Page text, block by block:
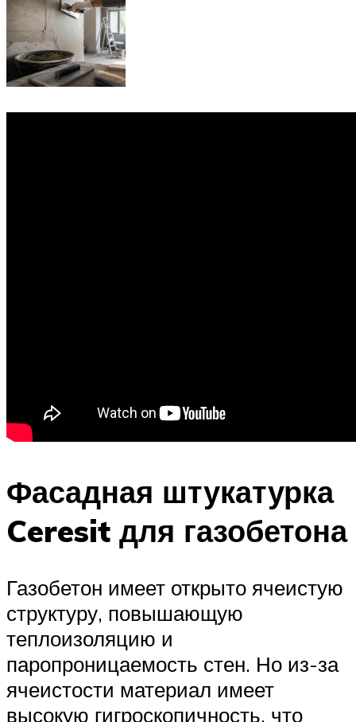
Фасадная штукатурка
Ceresit для газобетона
Газобетон имеет открыто ячеистую
структуру, повышающую
теплоизоляцию и
паропроницаемость стен. Но из-за
ячеистости материал имеет
высокую гигроскопичность, что